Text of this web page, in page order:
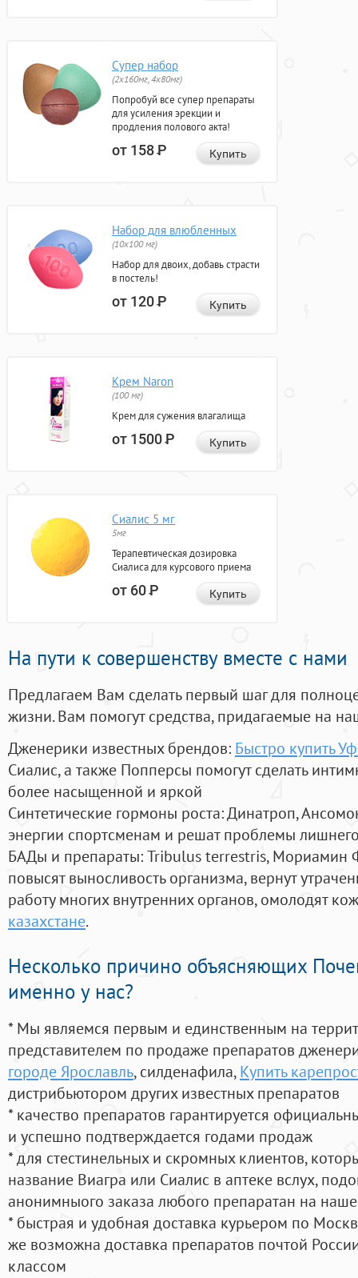
Супер набор
(2х160мг, 4х80мг)
Попробуй все супер препараты
для усиления эрекции и
продления полового акта!
от 158Р Купить
Набор для влюбленных
(10х100 мг)
Набор для двоих, добавь страсти
в постель!
от 120Р Купить
Крем Naron
(100 мг)
Крем для сужения влагалища
от 1500Р Купить
Сиалис 5 мг
5мг
Терапевтическая дозировка
Сиалиса для курсового приема
от 60Р Купить
На пути к совершенству вместе с нами
Предлагаем Вам сделать первый шаг для
жизни. Вам помогут средства, придагаемые на
Дженерики известных брендов: Быстро купить
Сиалис, а также Попперсы помогут сделать
более насыщенной и яркой
Синтетические гормоны роста: Динатроп,
энергии спортсменам и решат проблемы
БАДы и препараты:Tribulus terrestris, Мориамин
повысят выносливость организма, вернут
работу многих внутренних органов, омолодят
казахстане.
Несколько причино объясняющих
именно у нас?
* Мы являемся первым и единственным на
представителем по продаже препаратов
городе Ярославль, силденафила, Купить
дистрибьютором других известных препаратов
* качество препаратов гарантируется
и успешно подтверждается годами продаж
* для стестинельных и скромных клиентов,
название Виагра или Сиалис в аптеке вслух,
анонимныого заказа любого препаратан на
* быстрая и удобная доставка курьером по
же возможна доставка препаратов почтой
классом